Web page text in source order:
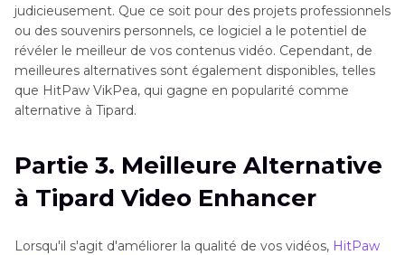
judicieusement. Que ce soit pour des projets professionnels
ou des souvenirs personnels, ce logiciel a le potentiel de
révéler le meilleur de vos contenus vidéo. Cependant, de
meilleures alternatives sont également disponibles, telles
que HitPaw VikPea, qui gagne en popularité comme
alternative à Tipard.
Partie 3. Meilleure Alternative
à Tipard Video Enhancer
Lorsqu'il s'agit d'améliorer la qualité de vos vidéos, HitPaw